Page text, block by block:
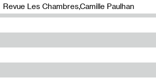
Revue Les Chambres,Camille Paulhan